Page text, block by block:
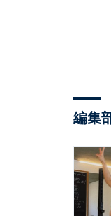
編集